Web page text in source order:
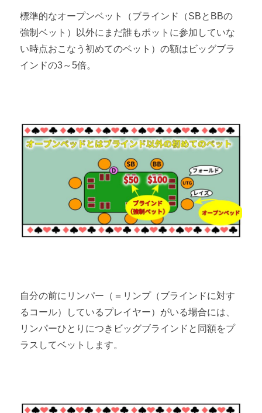
標準的なオープンベット（ブラインド（SBとBBの
強制ベット）以外にまだ誰もポットに参加していな
い時点おこなう初めてのベット）の額はビッグブラ
インドの3～5倍。
自分の前にリンパー（＝リンプ（ブラインドに対す
るコール）しているプレイヤー）がいる場合には、
リンパーひとりにつきビッグブラインドと同額をプ
ラスしてベットします。